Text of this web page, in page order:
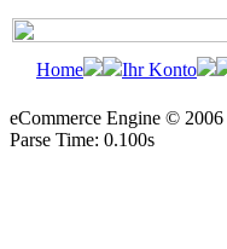
Home Ihr Konto
eCommerce Engine © 2006
Parse Time: 0.100s